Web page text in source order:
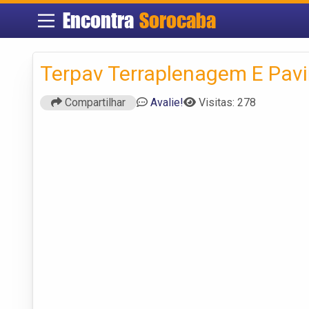
Encontra Sorocaba
Terpav Terraplenagem E
Compartilhar Avalie! Visitas: 278